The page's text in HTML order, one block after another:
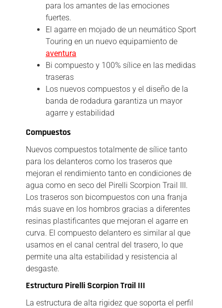
para los amantes de las emociones
fuertes.
El agarre en mojado de un neumático Sport
Touring en un nuevo equipamiento de
aventura
Bi compuesto y 100% sílice en las medidas
traseras
Los nuevos compuestos y el diseño de la
banda de rodadura garantiza un mayor
agarre y estabilidad
Compuestos
Nuevos compuestos totalmente de sílice tanto
para los delanteros como los traseros que
mejoran el rendimiento tanto en condiciones de
agua como en seco del Pirelli Scorpion Trail III.
Los traseros son bicompuestos con una franja
más suave en los hombros gracias a diferentes
resinas plastificantes que mejoran el agarre en
curva. El compuesto delantero es similar al que
usamos en el canal central del trasero, lo que
permite una alta estabilidad y resistencia al
desgaste.
Estructura Pirelli Scorpion Trail III
La estructura de alta rigidez que soporta el perfil